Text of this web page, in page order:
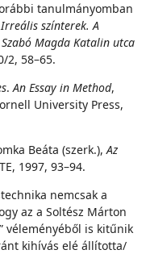
tanulmányomban
Irreális színterek.A
Magda Katalin utca
2, 58–65.
.An Essay in Method,
University Press,
Beáta (szerk.),Az
1997, 93–94.
nemcsak a
az a Soltész Márton
véleményéből is kitűnik
kihívás elé állította/